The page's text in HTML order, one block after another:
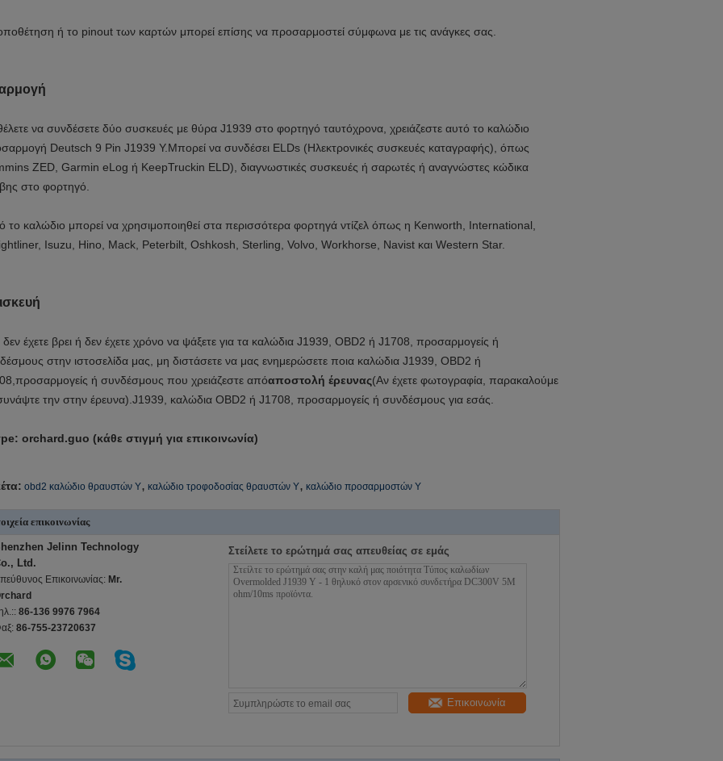
ή το pinout των καρτών μπορεί επίσης να προσαρμοστεί σύμφωνα με τις ανάγκες σας.
να συνδέσετε δύο συσκευές με θύρα J1939 στο φορτηγό ταυτόχρονα, χρειάζεστε αυτό το καλώδιο
Deutsch 9 Pin J1939 Y.Μπορεί να συνδέσει ELDs (Ηλεκτρονικές συσκευές καταγραφής), όπως
ZED, Garmin eLog ή KeepTruckin ELD), διαγνωστικές συσκευές ή σαρωτές ή αναγνώστες κώδικα
στο φορτηγό.
το καλώδιο μπορεί να χρησιμοποιηθεί στα περισσότερα φορτηγά ντίζελ όπως η Kenworth, International,
Isuzu, Hino, Mack, Peterbilt, Oshkosh, Sterling, Volvo, Workhorse, Navist και Western Star.
έχετε βρει ή δεν έχετε χρόνο να ψάξετε για τα καλώδια J1939, OBD2 ή J1708, προσαρμογείς ή
στην ιστοσελίδα μας, μη διστάσετε να μας ενημερώσετε ποια καλώδια J1939, OBD2 ή
ή συνδέσμους που χρειάζεστε απόαποστολή έρευνας(Αν έχετε φωτογραφία, παρακαλούμε
την στην έρευνα). J1939, καλώδια OBD2 ή J1708, προσαρμογείς ή συνδέσμους για εσάς.
orchard.guo (κάθε στιγμή για επικοινωνία)
obd2 καλώδιο θραυστών Υ, καλώδιο τροφοδοσίας θραυστών Υ, καλώδιο προσαρμοστών Υ
επικοινωνίας
Jelinn Technology
Ltd.
Επικοινωνίας: Mr.
86-136 9976 7964
86-755-23720637
Στείλετε το ερώτημά σας απευθείας σε εμάς
Επικοινωνία